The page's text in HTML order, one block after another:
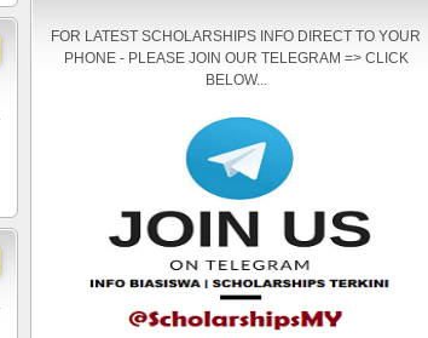
FOR LATEST SCHOLARSHIPS INFO DIRECT TO YOUR
PHONE - PLEASE JOIN OUR TELEGRAM => CLICK
BELOW...